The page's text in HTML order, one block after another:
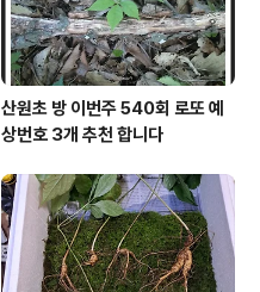
산원초 방 이번주 540회 로또 예
상번호 3개 추천 합니다